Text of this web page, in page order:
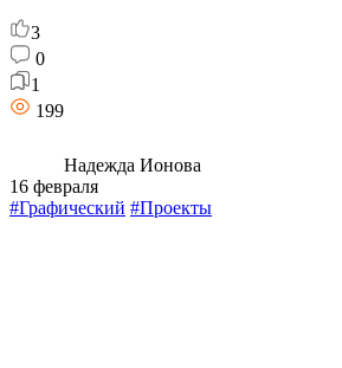
3
0
1
199
Надежда Ионова
16 февраля
#Графический #Проекты